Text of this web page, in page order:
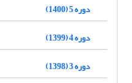
دوره 5 (1400)
دوره 4 (1399)
دوره 3 (1398)